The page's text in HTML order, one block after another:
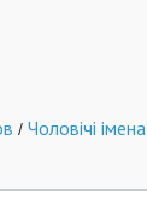
/ Чоловічі імена